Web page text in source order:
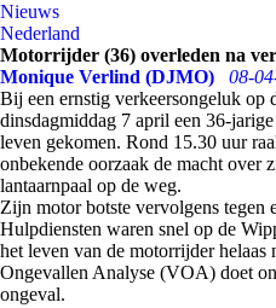
Nieuws
Nederland
Motorrijder (36) overleden na
Monique Verlind (DJMO)
08-
Bij een ernstig verkeersongeluk
dinsdagmiddag 7 april een 36-
leven gekomen. Rond 15.30 uur
onbekende oorzaak de macht over
lantaarnpaal op de weg.
Zijn motor botste vervolgens tegen
Hulpdiensten waren snel op de
het leven van de motorrijder helaas
Ongevallen Analyse (VOA) doet
ongeval.